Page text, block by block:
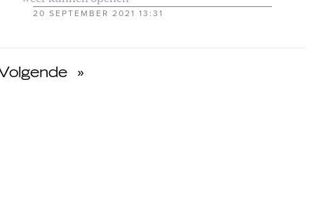
20 SEPTEMBER 2021 13:31
»